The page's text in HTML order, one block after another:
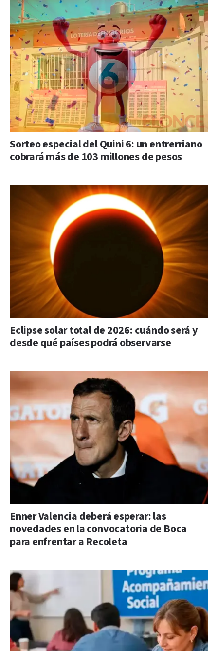
Sorteo especial del Quini 6: un entrerriano
cobrará más de 103 millones de pesos
Eclipse solar total de 2026: cuándo será y
desde qué países podrá observarse
Enner Valencia deberá esperar: las
novedades en la convocatoria de Boca
para enfrentar a Recoleta